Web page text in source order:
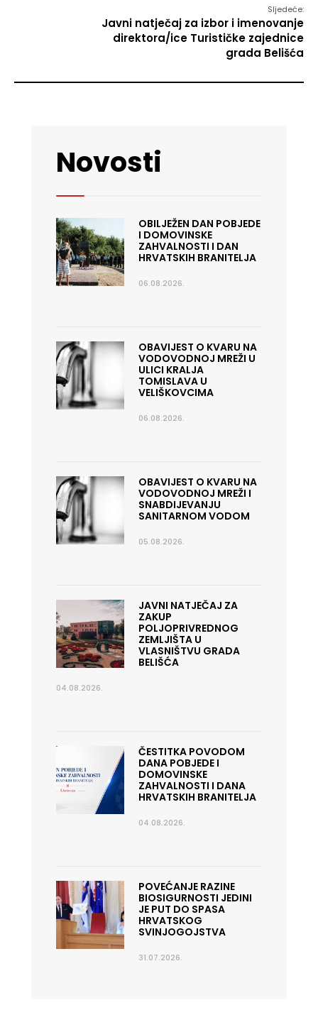
Sljedeće:
Javni natječaj za izbor i imenovanje
direktora/ice Turističke zajednice
grada Belišća
Novosti
OBILJEŽEN DAN POBJEDE
I DOMOVINSKE
ZAHVALNOSTI I DAN
HRVATSKIH BRANITELJA
06.08.2026.
OBAVIJEST O KVARU NA
VODOVODNOJ MREŽI U
ULICI KRALJA
TOMISLAVA U
VELIŠKOVCIMA
06.08.2026.
OBAVIJEST O KVARU NA
VODOVODNOJ MREŽI I
SNABDIJEVANJU
SANITARNOM VODOM
05.08.2026.
JAVNI NATJEČAJ ZA
ZAKUP
POLJOPRIVREDNOG
ZEMLJIŠTA U
VLASNIŠTVU GRADA
BELIŠĆA
04.08.2026.
ČESTITKA POVODOM
DANA POBJEDE I
DOMOVINSKE
ZAHVALNOSTI I DANA
HRVATSKIH BRANITELJA
04.08.2026.
POVEĆANJE RAZINE
BIOSIGURNOSTI JEDINI
JE PUT DO SPASA
HRVATSKOG
SVINJOGOJSTVA
31.07.2026.